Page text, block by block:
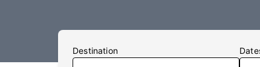
Destination